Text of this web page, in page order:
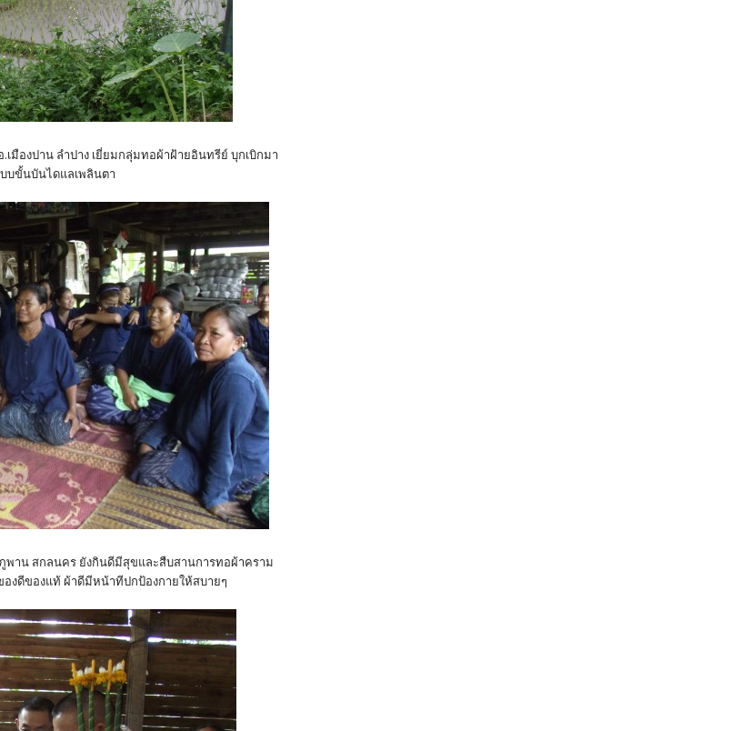
เมืองปาน ลำปาง เยี่ยมกลุ่มทอผ้าฝ้ายอินทรีย์ บุกเบิกมา
บขั้นบันไดแลเพลินตา
าน สกลนคร ยังกินดีมีสุขและสืบสานการทอผ้าคราม
งดีของแท้ ผ้าดีมีหน้าทีปกป้องกายให้สบายๆ